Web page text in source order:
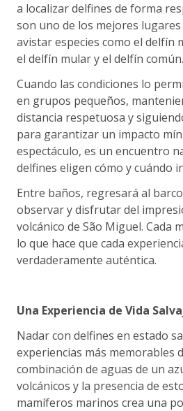
a localizar delfines de forma
son uno de los mejores
avistar especies como el delfín
el delfín mular y el delfín común.
Cuando las condiciones lo
en grupos pequeños,
distancia respetuosa y
para garantizar un impacto
espectáculo, es un encuentro
delfines eligen cómo y cuándo
Entre baños, regresará al
observar y disfrutar del
volcánico de São Miguel. Cada
lo que hace que cada
verdaderamente auténtica.
Una Experiencia de Vida
Nadar con delfines en estado
experiencias más memorables
combinación de aguas de un
volcánicos y la presencia de
mamíferos marinos crea una